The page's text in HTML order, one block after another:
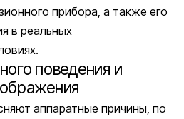
прибора, а также его
в реальных
поведения и
аппаратные причины, по